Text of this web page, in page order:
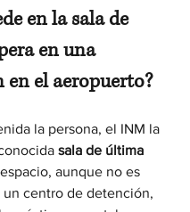
en la sala de
en una
en el aeropuerto?
la persona, el INM la
sala de última
aunque no es
centro de detención,